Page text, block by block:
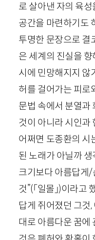
로 살아낸 자의 육
공간을 마련하기도
투명한 문장으로 결
은 세계의 진실을
시에 민망해지지 않
허를 걸어가는 피로
문법 속에서 분열과
것이 아니라 시인과
어쩌면 도종환의 시
된 노래가 아닐까 생
크기보다 아름답게
것”(「일몰」)이라고
답게 쥐어졌던 그것
대로 아름다운 꿈에